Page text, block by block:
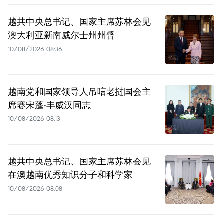
越共中央总书记、国家主席苏林会见
澳大利亚新南威尔士州州督
10/08/2026 08:36
越南党和国家领导人吊唁老挝国会主
席赛宋蓬·丰威汉同志
10/08/2026 08:13
越共中央总书记、国家主席苏林会见
在澳越南优秀知识分子和科学家
10/08/2026 08:08